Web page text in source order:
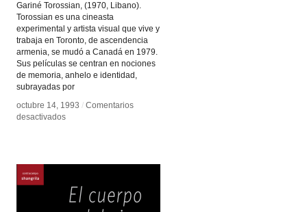
Gariné Torossian, (1970, Libano).
Torossian es una cineasta
experimental y artista visual que vive y
trabaja en Toronto, de ascendencia
armenia, se mudó a Canadá en 1979.
Sus películas se centran en nociones
de memoria, anhelo e identidad,
subrayadas por
octubre 14, 1993 / Comentarios
desactivadosen
octubre 14, 1993 / Comentarios
desactivadosen